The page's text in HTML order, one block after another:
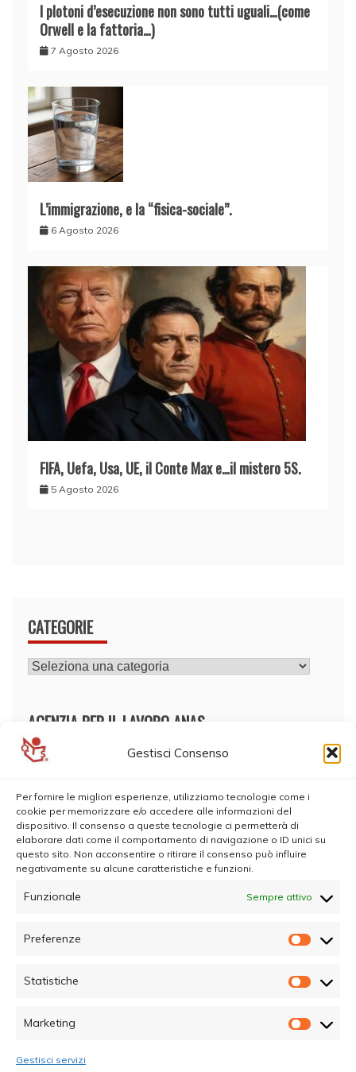
Gestisci Consenso
Per fornire le migliori esperienze, utilizziamo tecnologie come i
cookie per memorizzare e/o accedere alle informazioni del
dispositivo. Il consenso a queste tecnologie ci permetterà di
elaborare dati come il comportamento di navigazione o ID unici su
questo sito. Non acconsentire o ritirare il consenso può influire
negativamente su alcune caratteristiche e funzioni.
Funzionale Sempre attivo
Preferenze
Statistiche
Marketing
Gestisci servizi
I plotoni d’esecuzione non sono tutti uguali…(come
Orwell e la fattoria…)
7 Agosto 2026
L’immigrazione, e la “fisica-sociale”.
6 Agosto 2026
FIFA, Uefa, Usa, UE, il Conte Max e…il mistero 5S.
5 Agosto 2026
CATEGORIE
CATEGORIE
AGENZIA PER IL LAVORO ANAS